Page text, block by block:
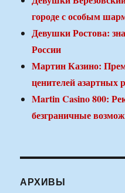
городе с особым
Девушки Ростова:
России
Мартин Казино:
ценителей азартных
Martin Casino 800:
безграничные
АРХИВЫ